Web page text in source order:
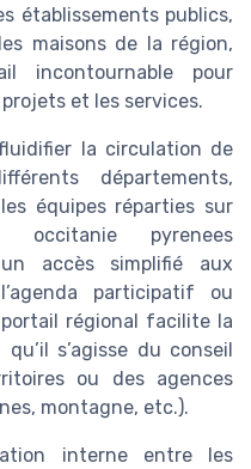
établissements publics,
maisons de la région,
incontournable pour
et les services.
la circulation de
départements,
équipes réparties sur
occitanie pyrenees
accès simplifié aux
participatif ou
régional facilite la
s’agisse du conseil
ou des agences
montagne, etc.).
interne entre les